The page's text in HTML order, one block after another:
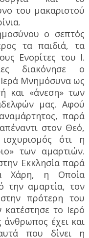
του μακαριστού
ο σεπτός
τα παιδιά, τα
Ενορίτες του Ι.
διακόνησε ο
Μνημόσυνα ως
και «άνεση» των
μας. Αφού
παρά
στον Θεό,
ότι η
των αμαρτιών.
Εκκλησία παρά
Χάρη, η Οποία
την αμαρτία, τον
πρότερη του
το Ιερό
άνθρωπος έχει και
που δίνει η